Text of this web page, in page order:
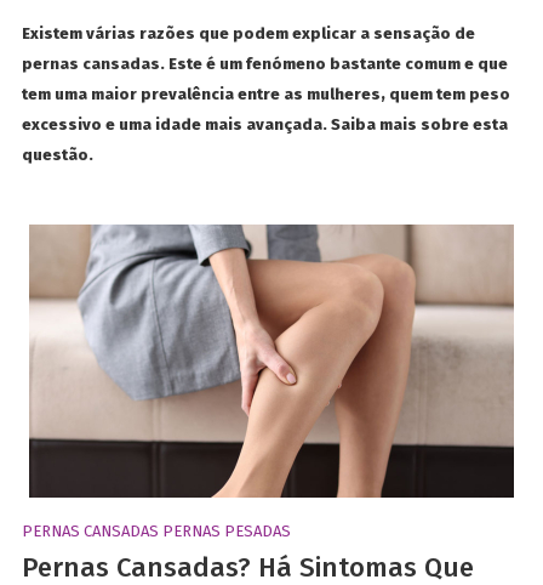
Existem várias razões que podem explicar a sensação de
pernas cansadas. Este é um fenómeno bastante comum e que
tem uma maior prevalência entre as mulheres, quem tem peso
excessivo e uma idade mais avançada. Saiba mais sobre esta
questão.
PERNAS CANSADAS PERNAS PESADAS
Pernas Cansadas? Há Sintomas Que